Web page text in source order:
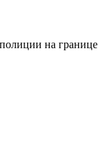
на границе